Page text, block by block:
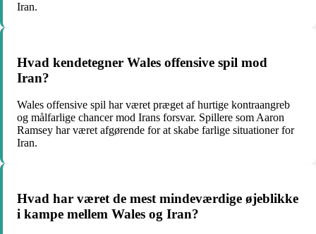
Iran.
Hvad kendetegner Wales offensive spil mod
Iran?
Wales offensive spil har været præget af hurtige kontraangreb
og målfarlige chancer mod Irans forsvar. Spillere som Aaron
Ramsey har været afgørende for at skabe farlige situationer for
Iran.
Hvad har været de mest mindeværdige øjeblikke
i kampe mellem Wales og Iran?